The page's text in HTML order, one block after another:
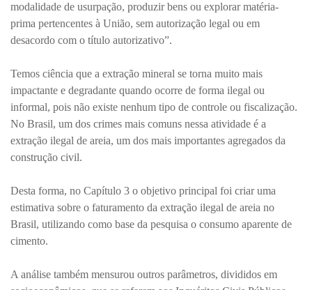
modalidade de usurpação, produzir bens ou explorar matéria-
prima pertencentes à União, sem autorização legal ou em
desacordo com o título autorizativo”.
Temos ciência que a extração mineral se torna muito mais
impactante e degradante quando ocorre de forma ilegal ou
informal, pois não existe nenhum tipo de controle ou fiscalização.
No Brasil, um dos crimes mais comuns nessa atividade é a
extração ilegal de areia, um dos mais importantes agregados da
construção civil.
Desta forma, no Capítulo 3 o objetivo principal foi criar uma
estimativa sobre o faturamento da extração ilegal de areia no
Brasil, utilizando como base da pesquisa o consumo aparente de
cimento.
A análise também mensurou outros parâmetros, divididos em